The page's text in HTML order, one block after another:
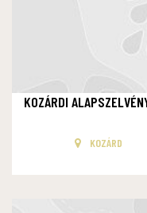
KOZÁRDI
KOZÁRD